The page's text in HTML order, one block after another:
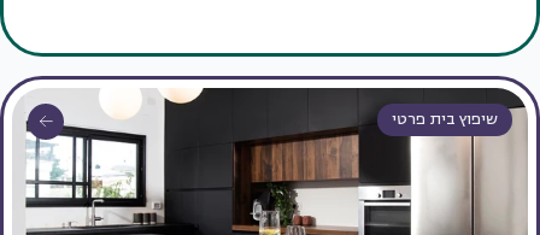
שיפוץ בית פרטי